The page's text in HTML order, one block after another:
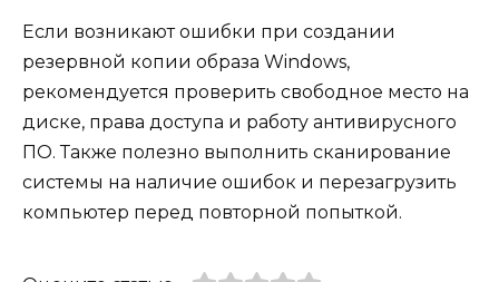
Если возникают ошибки при создании
резервной копии образа Windows,
рекомендуется проверить свободное место на
диске, права доступа и работу антивирусного
ПО. Также полезно выполнить сканирование
системы на наличие ошибок и перезагрузить
компьютер перед повторной попыткой.